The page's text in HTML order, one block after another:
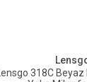
Lensgo 318C